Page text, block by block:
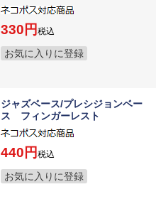
330 税込
お気に入りに登録
ジャズベース/プレシジョンベー
ス フィンガーレスト
440 税込
お気に入りに登録